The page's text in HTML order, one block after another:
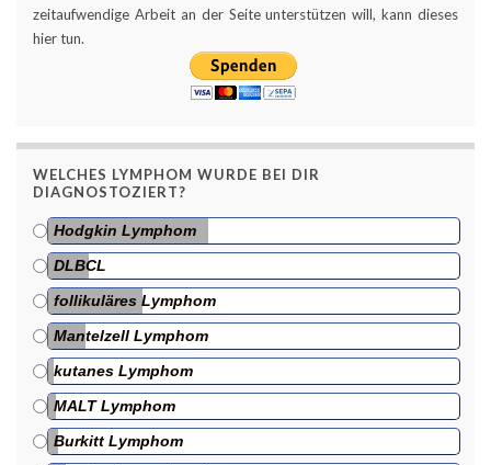
zeitaufwendige Arbeit an der Seite unterstützen will, kann dieses
hier tun.
WELCHES LYMPHOM WURDE BEI DIR
DIAGNOSTOZIERT?
Hodgkin Lymphom
DLBCL
follikuläres Lymphom
Mantelzell Lymphom
kutanes Lymphom
MALT Lymphom
Burkitt Lymphom